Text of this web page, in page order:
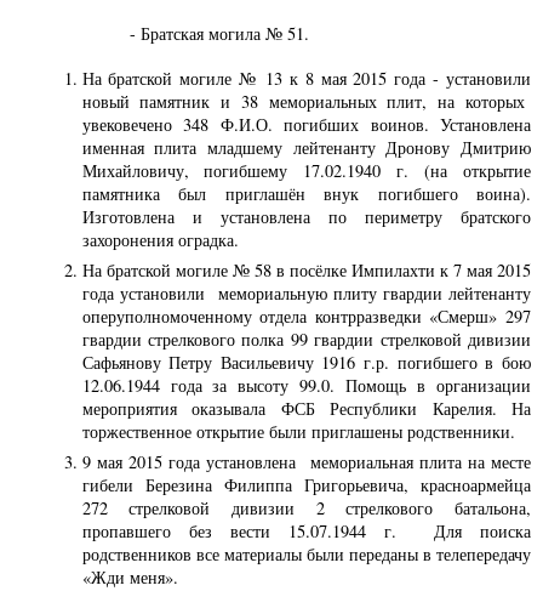
- Братская могила № 51.
На братской могиле № 13 к 8 мая 2015 года - установили
новый памятник и 38 мемориальных плит, на которых
увековечено 348 Ф.И.О. погибших воинов. Установлена
именная плита младшему лейтенанту Дронову Дмитрию
Михайловичу, погибшему 17.02.1940 г. (на открытие
памятника был приглашён внук погибшего воина).
Изготовлена и установлена по периметру братского
захоронения оградка.
На братской могиле № 58 в посёлке Импилахти к 7 мая 2015
года установили мемориальную плиту гвардии лейтенанту
оперуполномоченному отдела контрразведки «Смерш» 297
гвардии стрелкового полка 99 гвардии стрелковой дивизии
Сафьянову Петру Васильевичу 1916 г.р. погибшего в бою
12.06.1944 года за высоту 99.0. Помощь в организации
мероприятия оказывала ФСБ Республики Карелия. На
торжественное открытие были приглашены родственники.
9 мая 2015 года установлена мемориальная плита на месте
гибели Березина Филиппа Григорьевича, красноармейца
272 стрелковой дивизии 2 стрелкового батальона,
пропавшего без вести 15.07.1944 г. Для поиска
родственников все материалы были переданы в телепередачу
«Жди меня».